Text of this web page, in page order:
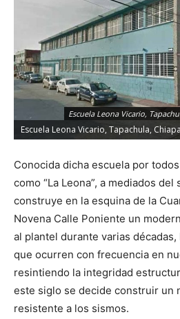
Escuela Leona Vicario,
Escuela Leona Vicario, Tapachula,
Conocida dicha escuela por
como “La Leona”, a mediados del
construye en la esquina de la
Novena Calle Poniente un
al plantel durante varias
que ocurren con frecuencia en
resintiendo la integridad
este siglo se decide construir un
resistente a los sismos.